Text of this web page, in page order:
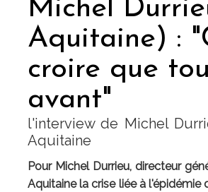
Michel
Aquitaine) :
croire que
avant"
l'interview de Michel
Aquitaine
Pour Michel Durrieu, directeur
Aquitaine la crise liée à